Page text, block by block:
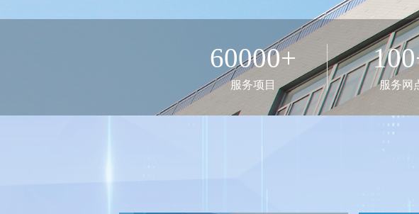
雪迪龙子公司KORE受邀参加2026中关村论坛
新标高效落地！雪迪龙助力多地完成HJ 212-
HJ 1458—2026发布，雪迪龙便携GC-MS可
雪迪龙邀您相约北京·2026中国国际环保展
开展联学联建 共话党建引领推进产业经济发
60000+
服务项目 服务网